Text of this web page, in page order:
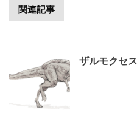
関連記事
ザルモクセ